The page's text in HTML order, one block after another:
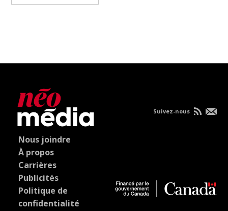
Nous joindre
À propos
Carrières
Publicités
Politique de
confidentialité
Suivez-nous